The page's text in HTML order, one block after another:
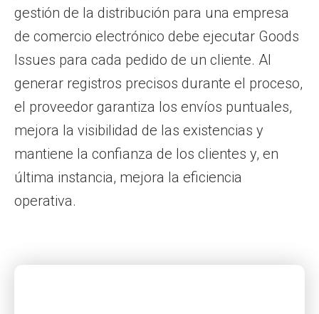
gestión de la distribución para una empresa
de comercio electrónico debe ejecutar Goods
Issues para cada pedido de un cliente. Al
generar registros precisos durante el proceso,
el proveedor garantiza los envíos puntuales,
mejora la visibilidad de las existencias y
mantiene la confianza de los clientes y, en
última instancia, mejora la eficiencia
operativa.